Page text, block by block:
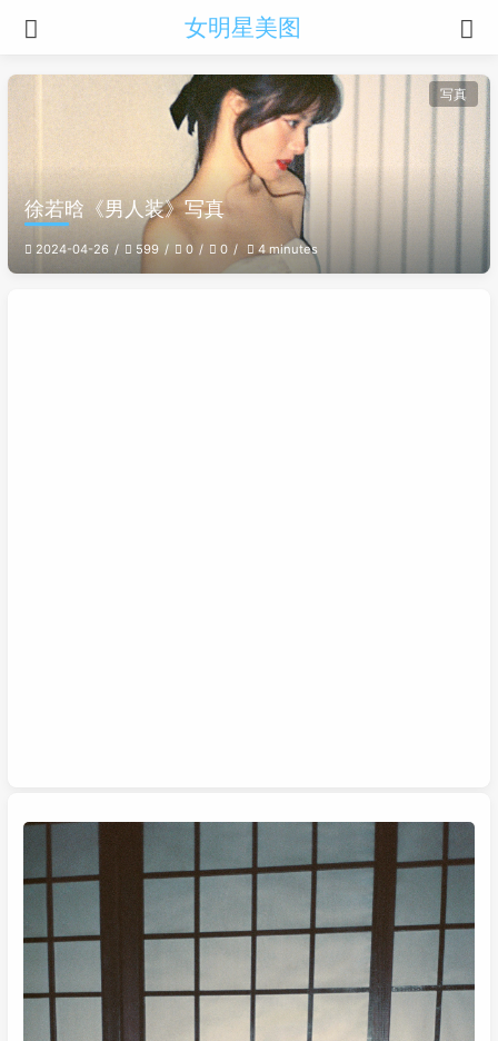
女明星美图
写真
徐若晗《男人装》写真
2024-04-26 599 0 0 4 minutes